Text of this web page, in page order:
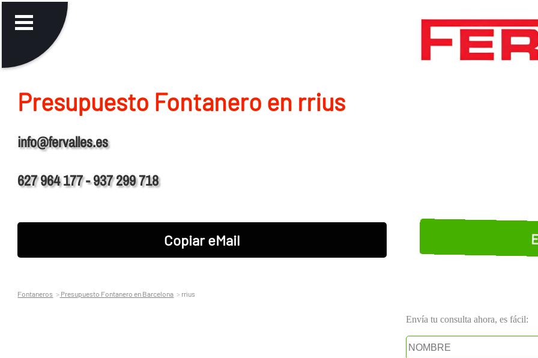
Presupuesto Fontanero en rrius
info@fervalles.es
627 964 177 - 937 299 718
Copiar eMail
Fontaneros Presupuesto Fontanero en Barcelona rrius
Envía tu consulta ahora, es fácil: